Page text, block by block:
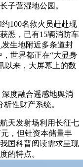
子营湿地公园。
100名救火员赶赴现
悉，已有15辆消防车
生地附近多条道封
世界都正在“大显身
以来，大屏幕上的数
度融合遥感地舆消
性财产系统。
天发射场利用长征七
，但钍资本储量丰
国科普阅读需求呈现
的特点。